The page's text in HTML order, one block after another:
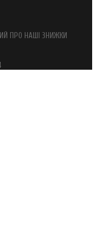
ПРО НАШІ ЗНИЖКИ